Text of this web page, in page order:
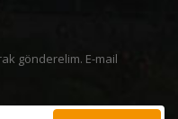
gönderelim. E-mail